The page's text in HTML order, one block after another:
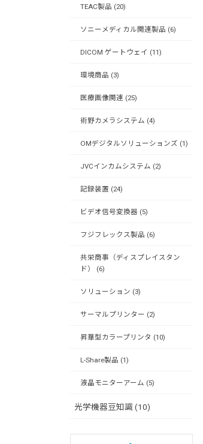
TEAC製品 (20)
ソニーメディカル関連製品 (6)
DICOM ゲートウェイ (11)
環境商品 (3)
医療画像関連 (25)
術野カメラシステム (4)
OMデジタルソリューションズ (1)
JVCインカムシステム (2)
記録装置 (24)
ビデオ信号変換器 (5)
フジフレックス製品 (6)
共栄商事（ディスプレイスタン
ド） (6)
ソリューション (3)
サーマルプリンター (2)
昇華型カラープリンタ (10)
L-Share製品 (1)
液晶モニターアーム (5)
光学機器豆知識 (10)